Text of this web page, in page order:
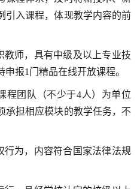
引入课程，体现教学内容的前
教师，具有中级及以上专业技
报1门精品在线开放课程。
程团队（不少于4人）为单位
承担相应模块的教学任务，不
行为，内容符合国家法律法规